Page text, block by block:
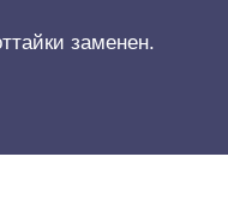
заменен.